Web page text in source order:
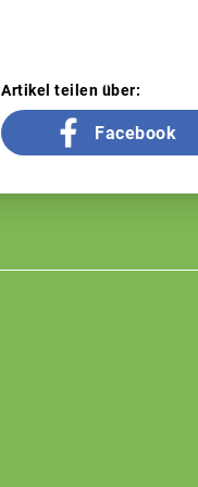
Artikel teilen über:
Facebook